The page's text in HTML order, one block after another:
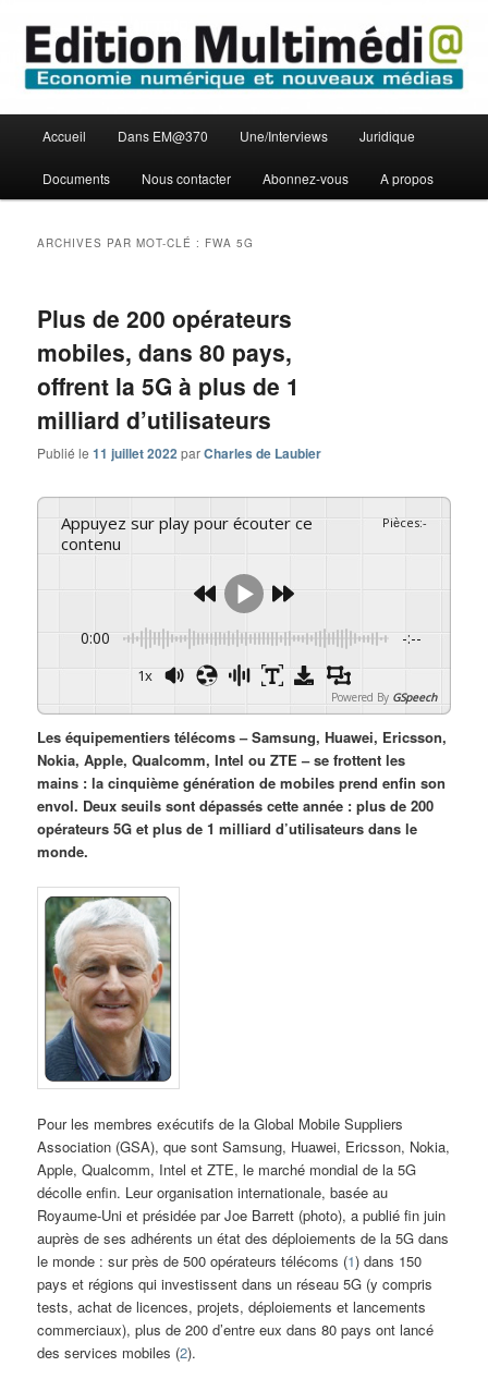
contenu
principal
contenu
secondaire
Edition Multimédi@
principal
Accueil Dans EM@370 Une/Interviews Juridique
Documents Nous contacter Abonnez-vous A propos
ARCHIVES PAR MOT-CLÉ : FWA 5G
Plus de 200 opérateurs
mobiles, dans 80 pays,
offrent la 5G à plus de 1
milliard d’utilisateurs
Publié le11 juillet 2022parCharles de Laubier
Appuyez sur play pour écouter ce
contenu
Pièces:-
0:00 -:--
1x
Powered By GSpeech
Les équipementiers télécoms – Samsung, Huawei, Ericsson,
Nokia, Apple, Qualcomm, Intel ou ZTE – se frottent les
mains : la cinquième génération de mobiles prend enfin son
envol. Deux seuils sont dépassés cette année : plus de 200
opérateurs 5G et plus de 1 milliard d’utilisateurs dans le
monde.
Pour les membres exécutifs de la Global Mobile Suppliers
Association (GSA), que sont Samsung, Huawei, Ericsson, Nokia,
Apple, Qualcomm, Intel et ZTE, le marché mondial de la 5G
décolle enfin. Leur organisation internationale, basée au
Royaume-Uni et présidée par Joe Barrett (photo), a publié fin juin
auprès de ses adhérents un état des déploiements de la 5G dans
le monde : sur près de 500 opérateurs télécoms (1) dans 150
pays et régions qui investissent dans un réseau 5G (y compris
tests, achat de licences, projets, déploiements et lancements
commerciaux), plus de 200 d’entre eux dans 80 pays ont lancé
des services mobiles (2).